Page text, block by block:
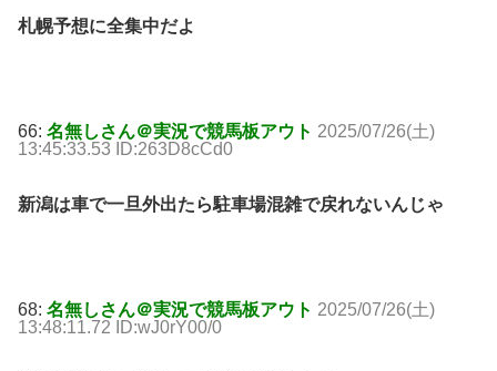
札幌予想に全集中だよ
66: 名無しさん＠実況で競馬板アウト 2025/07/26(土)
13:45:33.53 ID:263D8cCd0
新潟は車で一旦外出たら駐車場混雑で戻れないんじゃ
68: 名無しさん＠実況で競馬板アウト 2025/07/26(土)
13:48:11.72 ID:wJ0rY00/0